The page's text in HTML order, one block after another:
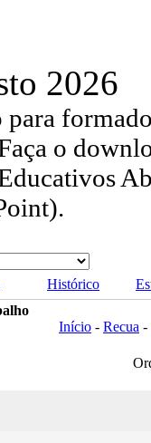
2026
o
Histórico
Início - Recua -